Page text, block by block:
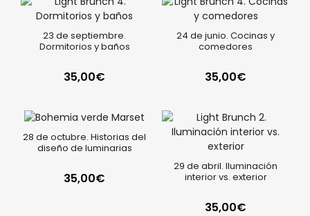
23 de septiembre.
Dormitorios y baños
35,00€
24 de junio. Cocinas y
comedores
35,00€
28 de octubre. Historias del
diseño de luminarias
35,00€
29 de abril. Iluminación
interior vs. exterior
35,00€